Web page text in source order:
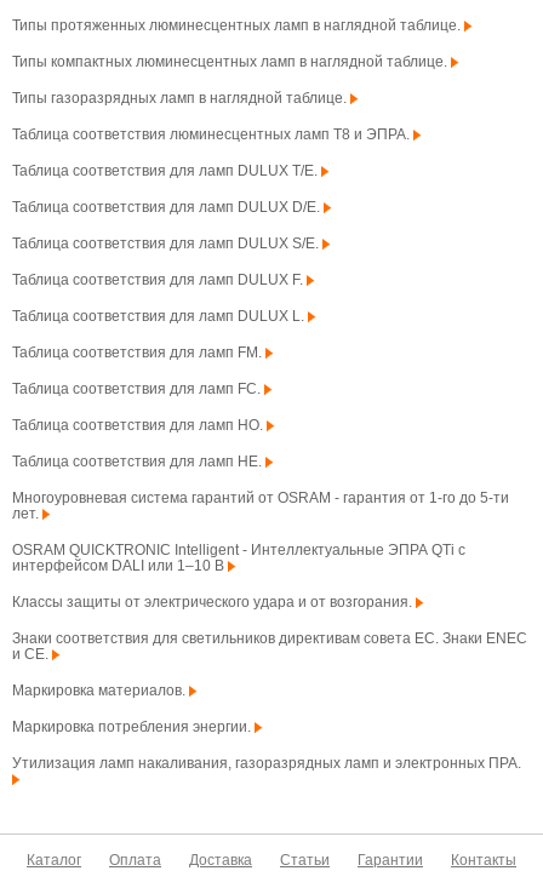
Типы протяженных люминесцентных ламп в наглядной таблице.
Типы компактных люминесцентных ламп в наглядной таблице.
Типы газоразрядных ламп в наглядной таблице.
Таблица соответствия люминесцентных ламп T8 и ЭПРА.
Таблица соответствия для ламп DULUX T/E.
Таблица соответствия для ламп DULUX D/E.
Таблица соответствия для ламп DULUX S/E.
Таблица соответствия для ламп DULUX F.
Таблица соответствия для ламп DULUX L.
Таблица соответствия для ламп FM.
Таблица соответствия для ламп FC.
Таблица соответствия для ламп HO.
Таблица соответствия для ламп HE.
Многоуровневая система гарантий от OSRAM - гарантия от 1-го до 5-ти
лет.
OSRAM QUICKTRONIC Intelligent - Интеллектуальные ЭПРА QTi с
интерфейсом DALI или 1–10 В
Классы защиты от электрического удара и от возгорания.
Знаки соответствия для светильников директивам совета ЕС. Знаки ENEC
и CE.
Маркировка материалов.
Маркировка потребления энергии.
Утилизация ламп накаливания, газоразрядных ламп и электронных ПРА.
Каталог Оплата Доставка Статьи Гарантии Контакты